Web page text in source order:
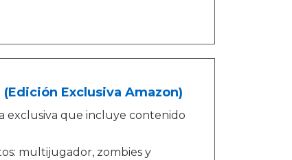
Exclusiva Amazon)
exclusiva que incluye contenido
multijugador, zombies y